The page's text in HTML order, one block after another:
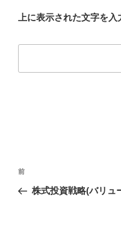
上に表示された文字を入
投
ナ
前
の
前
株式投資戦略(バリュ